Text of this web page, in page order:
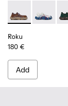
Roku - Roku -
Roku
180 €
Add